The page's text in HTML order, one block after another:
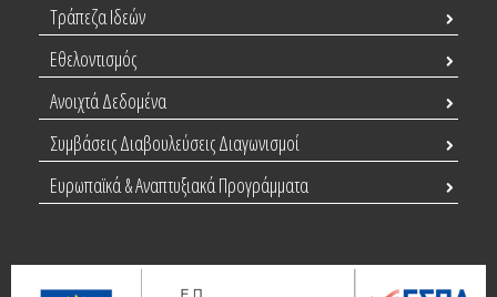
Τράπεζα Ιδεών
Εθελοντισμός
Ανοιχτά Δεδομένα
Συμβάσεις Διαβουλεύσεις Διαγωνισμοί
Ευρωπαϊκά & Αναπτυξιακά Προγράμματα